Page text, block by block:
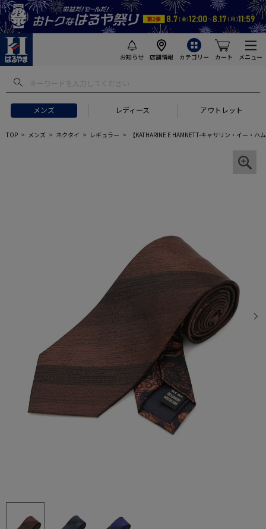
お知らせ 店舗情報 カテゴリー カート メニュー
メンズ レディース アウトレット
TOP メンズ ネクタイ レギュラー 【KATHARINE E HAMNETT-キャサリン・イー